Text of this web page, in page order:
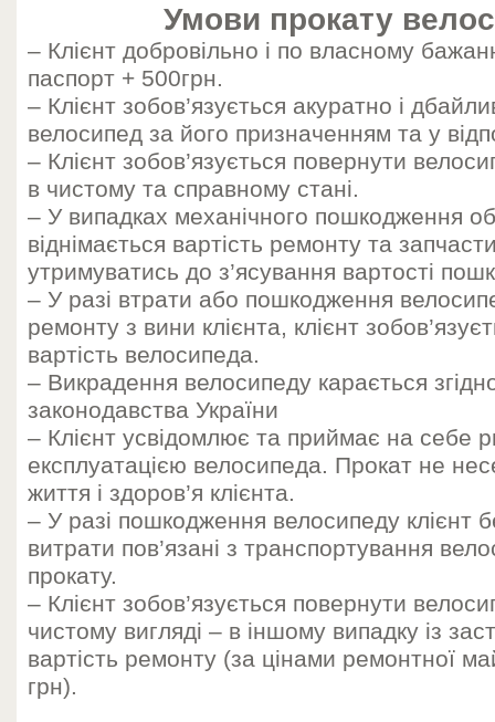
Умови прокату
– Клієнт добровільно і по власному
паспорт + 500грн.
– Клієнт зобов’язується акуратно і
велосипед за його призначенням та у
– Клієнт зобов’язується повернути
в чистому та справному стані.
– У випадках механічного пошкодження
віднімається вартість ремонту та
утримуватись до з’ясування вартості
– У разі втрати або пошкодження
ремонту з вини клієнта, клієнт
вартість велосипеда.
– Викрадення велосипеду карається
законодавства України
– Клієнт усвідомлює та приймає на себе
експлуатацією велосипеда. Прокат не
життя і здоров’я клієнта.
– У разі пошкодження велосипеду клієнт
витрати пов’язані з транспортування
прокату.
– Клієнт зобов’язується повернути
чистому вигляді – в іншому випадку із
вартість ремонту (за цінами ремонтної
грн).